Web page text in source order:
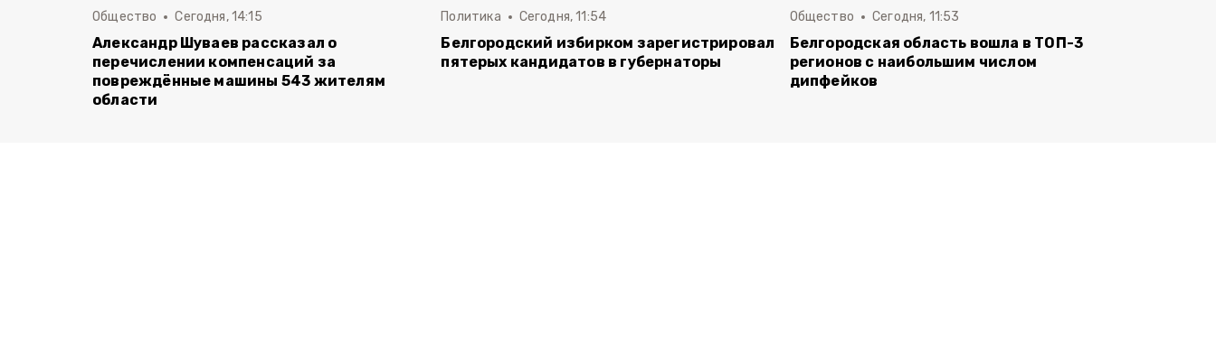
Общество Сегодня, 14:15
Александр Шуваев рассказал о
перечислении компенсаций за
повреждённые машины 543 жителям
области
Политика Сегодня, 11:54
Белгородский избирком зарегистрировал
пятерых кандидатов в губернаторы
Общество Сегодня, 11:53
Белгородская область вошла в ТОП-3
регионов с наибольшим числом
дипфейков